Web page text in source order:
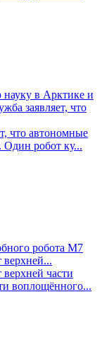
в Арктике и
заявляет, что
что автономные
робот ку...
робота M7
верхней...
части
воплощённого...